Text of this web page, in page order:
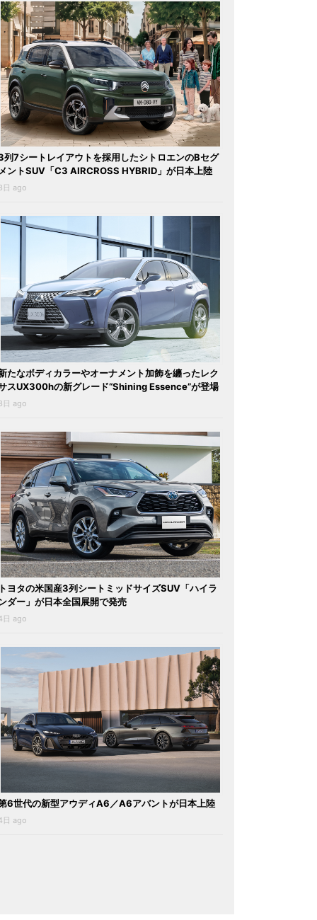
列7シートレイアウトを採用したシトロエンのBセグ
ントSUV「C3 AIRCROSS HYBRID」が日本上陸
日 ago
たなボディカラーやオーナメント加飾を纏ったレク
スUX300hの新グレード“Shining Essence”が登場
日 ago
ヨタの米国産3列シートミッドサイズSUV「ハイラ
ダー」が日本全国展開で発売
日 ago
6世代の新型アウディA6／A6アバントが日本上陸
日 ago